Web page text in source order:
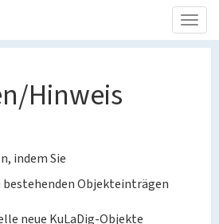
Hinweis
indem Sie
bestehenden Objekteinträgen
neue KuLaDig-Objekte